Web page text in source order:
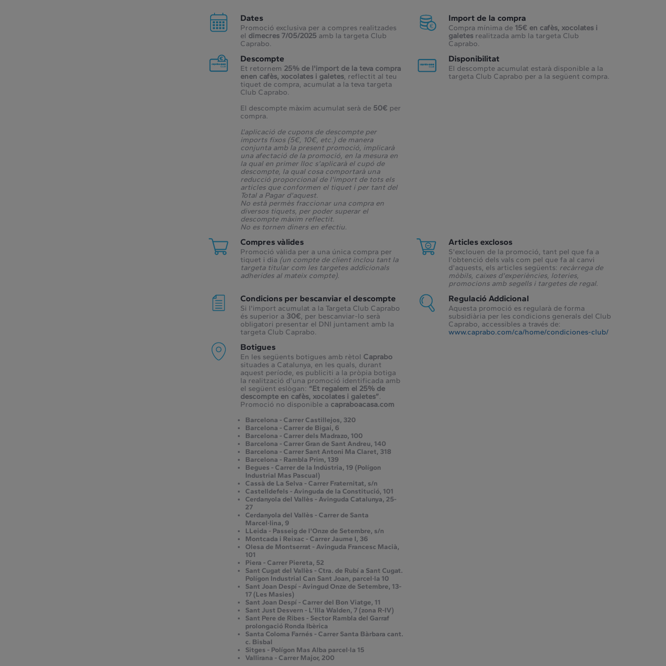
Dates
Promoció exclusiva per a compres realitzades
el dimecres 7/05/2025amb la targeta Club
Caprabo.
Import de la compra
Compra mínima de15€ en cafès, xocolates i
galetes realitzada amb la targeta Club
Caprabo.
Descompte
Et retornem 25% de l'import de la teva compra
enen cafès, xocolates i galetes, reflectit al teu
tiquet de compra, acumulat a la teva targeta
Club Caprabo.
El descompte màxim acumulat serà de 50€ per
compra.
L'aplicació de cupons de descompte per
imports fixos (5€, 10€, etc.) de manera
conjunta amb la present promoció, implicarà
una afectació de la promoció, en la mesura en
la qual en primer lloc s'aplicarà el cupó de
descompte, la qual cosa comportarà una
reducció proporcional de l'import de tots els
articles que conformen el tiquet i per tant del
Total a Pagar d'aquest.
No està permès fraccionar una compra en
diversos tiquets, per poder superar el
descompte màxim reflectit.
No es tornen diners en efectiu.
Disponibilitat
El descompte acumulat estarà disponible a la
targeta Club Caprabo per a la següent compra.
Compres vàlides
Promoció vàlida per a una única compra per
tiquet i dia (un compte de client inclou tant la
targeta titular com les targetes addicionals
adherides al mateix compte).
Articles exclosos
S'exclouen de la promoció, tant pel que fa a
l'obtenció dels vals com pel que fa al canvi
d'aquests, els articles següents: recàrrega de
mòbils, caixes d'experiències, loteries,
promocions amb segells i targetes de regal.
Condicions per bescanviar el descompte
Si l'import acumulat a la Targeta Club Caprabo
és superior a 30€, per bescanviar-lo serà
obligatori presentar el DNI juntament amb la
targeta Club Caprabo.
Regulació Addicional
Aquesta promoció es regularà de forma
subsidiària per les condicions generals del Club
Caprabo, accessibles a través de:
www.caprabo.com/ca/home/condiciones-club/
Botigues
En les següents botigues amb rètol Caprabo
situades a Catalunya, en les quals, durant
aquest període, es publiciti a la pròpia botiga
la realització d'una promoció identificada amb
el següent eslògan: “Et regalem el 25% de
descompte en cafès, xocolates i galetes”.
Promoció no disponible a capraboacasa.com
Barcelona - Carrer Castillejos, 320
Barcelona - Carrer de Bigai, 6
Barcelona - Carrer dels Madrazo, 100
Barcelona - Carrer Gran de Sant Andreu, 140
Barcelona - Carrer Sant Antoni Ma Claret, 318
Barcelona - Rambla Prim, 139
Begues - Carrer de la Indústria, 19 (Polígon
Industrial Mas Pascual)
Cassà de La Selva - Carrer Fraternitat, s/n
Castelldefels - Avinguda de la Constitució, 101
Cerdanyola del Vallès - Avinguda Catalunya, 25-
27
Cerdanyola del Vallès - Carrer de Santa
Marcel·lina, 9
LLeida - Passeig de l'Onze de Setembre, s/n
Montcada i Reixac - Carrer Jaume I, 36
Olesa de Montserrat - Avinguda Francesc Macià,
101
Piera - Carrer Piereta, 52
Sant Cugat del Vallès - Ctra. de Rubí a Sant Cugat.
Polígon Industrial Can Sant Joan, parcel·la 10
Sant Joan Despí - Avingud Onze de Setembre, 13-
17 (Les Masies)
Sant Joan Despí - Carrer del Bon Viatge, 11
Sant Just Desvern - L’Illa Walden, 7 (zona R-IV)
Sant Pere de Ribes - Sector Rambla del Garraf
prolongació Ronda Ibèrica
Santa Coloma Farnés - Carrer Santa Bàrbara cant.
c. Bisbal
Sitges - Polígon Mas Alba parcel·la 15
Vallirana - Carrer Major, 200